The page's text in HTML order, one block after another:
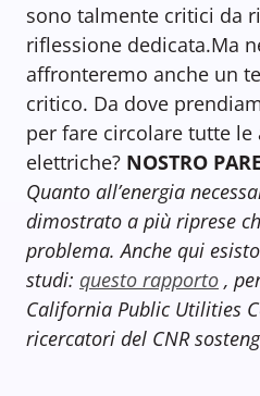
sono talmente critici da
riflessione dedicata.Ma
affronteremo anche un
critico. Da dove
per fare circolare tutte le
elettriche? NOSTRO
Quanto all’energia
dimostrato a più riprese
problema. Anche qui
studi: questo rapporto ,
California Public Utilities
ricercatori del CNR